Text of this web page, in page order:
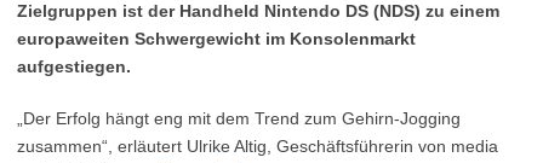
Zielgruppen ist der Handheld Nintendo DS (NDS) zu einem
europaweiten Schwergewicht im Konsolenmarkt
aufgestiegen.
„Der Erfolg hängt eng mit dem Trend zum Gehirn-Jogging
zusammen“, erläutert Ulrike Altig, Geschäftsführerin von media